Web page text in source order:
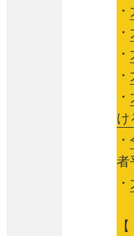
・
・
・
・
・
け
・
者
・